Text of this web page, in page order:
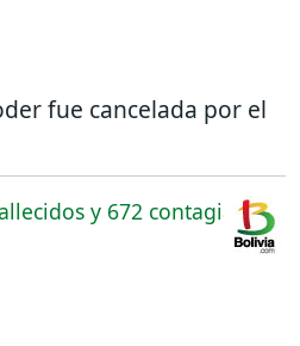
fue cancelada por el